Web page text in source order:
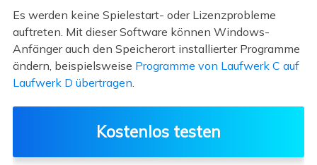
Es werden keine Spielestart- oder Lizenzprobleme
auftreten. Mit dieser Software können Windows-
Anfänger auch den Speicherort installierter Programme
ändern, beispielsweise Programme von Laufwerk C auf
Laufwerk D übertragen
Kostenlos testen